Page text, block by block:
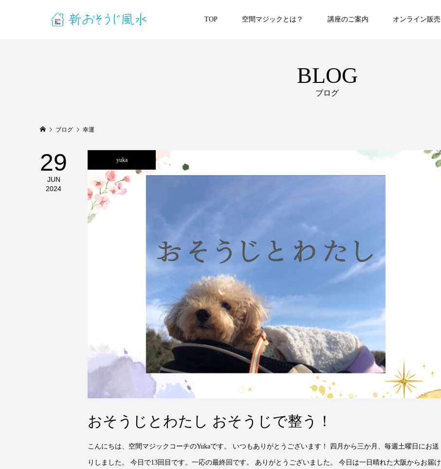
TOP 空間マジックとは？ 講座のご案内 オンライン販売
BLOG
ブログ
ブログ 幸運
29
JUN
2024
yuka
おそうじとわたし おそうじで整う！
こんにちは、空間マジックコーチのYukaです。 いつもありがとうございます！ 四月から三か月、毎週土曜日にお送
りしました。 今日で13回目です。一応の最終回です。 ありがとうございました。 今日は一日晴れた大阪からお届け